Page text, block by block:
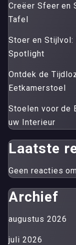
Creëer Sfeer en
Tafel
Stoer en
Spotlight
Ontdek de
Eetkamerstoel
Stoelen voor de
uw Interieur
Laatste
Geen reacties
Archief
augustus 2026
juli 2026